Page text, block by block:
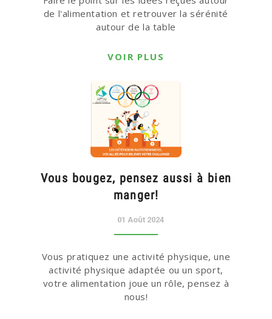
de l'alimentation et retrouver la sérénité
autour de la table
VOIR PLUS
Vous bougez, pensez aussi à bien
manger!
01 Août 2024
Vous pratiquez une activité physique, une
activité physique adaptée ou un sport,
votre alimentation joue un rôle, pensez à
nous!